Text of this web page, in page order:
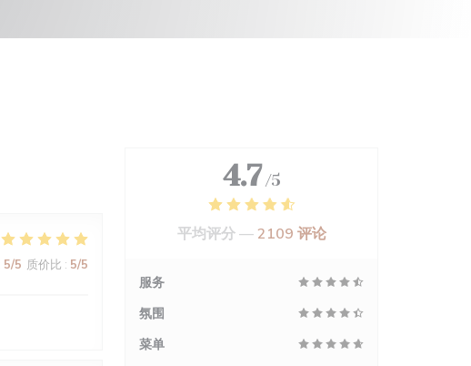
5/5 质价比 : 5/5
4.7 /5
平均评分 —2109 评论
服务
氛围
菜单